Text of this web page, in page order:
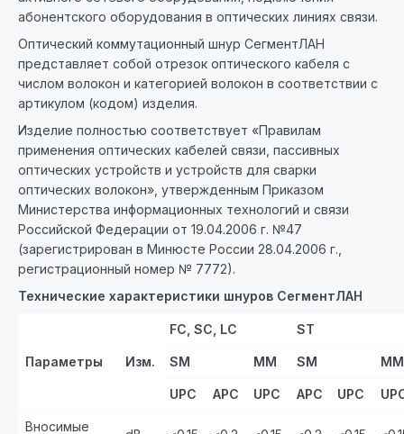
абонентского оборудования в оптических линиях связи.
Оптический коммутационный шнур СегментЛАН
представляет собой отрезок оптического кабеля с
числом волокон и категорией волокон в соответствии с
артикулом (кодом) изделия.
Изделие полностью соответствует «Правилам
применения оптических кабелей связи, пассивных
оптических устройств и устройств для сварки
оптических волокон», утвержденным Приказом
Министерства информационных технологий и связи
Российской Федерации от 19.04.2006 г. №47
(зарегистрирован в Минюсте России 28.04.2006 г.,
регистрационный номер № 7772).
Технические характеристики шнуров СегментЛАН
Параметры Изм.
FC, SC, LC ST
SM MM SM MM
UPC APC UPC APC UPC U
Вносимые